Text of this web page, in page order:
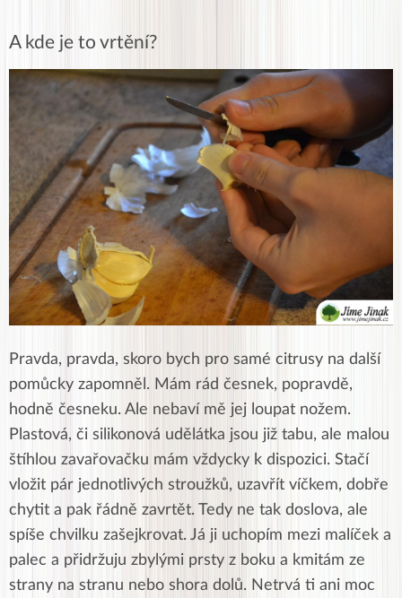
A kde je to vrtění?
Pravda, pravda, skoro bych pro samé citrusy na další
pomůcky zapomněl. Mám rád česnek, popravdě,
hodně česneku. Ale nebaví mě jej loupat nožem.
Plastová, či silikonová udělátka jsou již tabu, ale malou
štíhlou zavařovačku mám vždycky k dispozici. Stačí
vložit pár jednotlivých stroužků, uzavřít víčkem, dobře
chytit a pak řádně zavrtět. Tedy ne tak doslova, ale
spíše chvilku zašejkrovat. Já ji uchopím mezi malíček a
palec a přidržuju zbylými prsty z boku a kmitám ze
strany na stranu nebo shora dolů. Netrvá ti ani moc